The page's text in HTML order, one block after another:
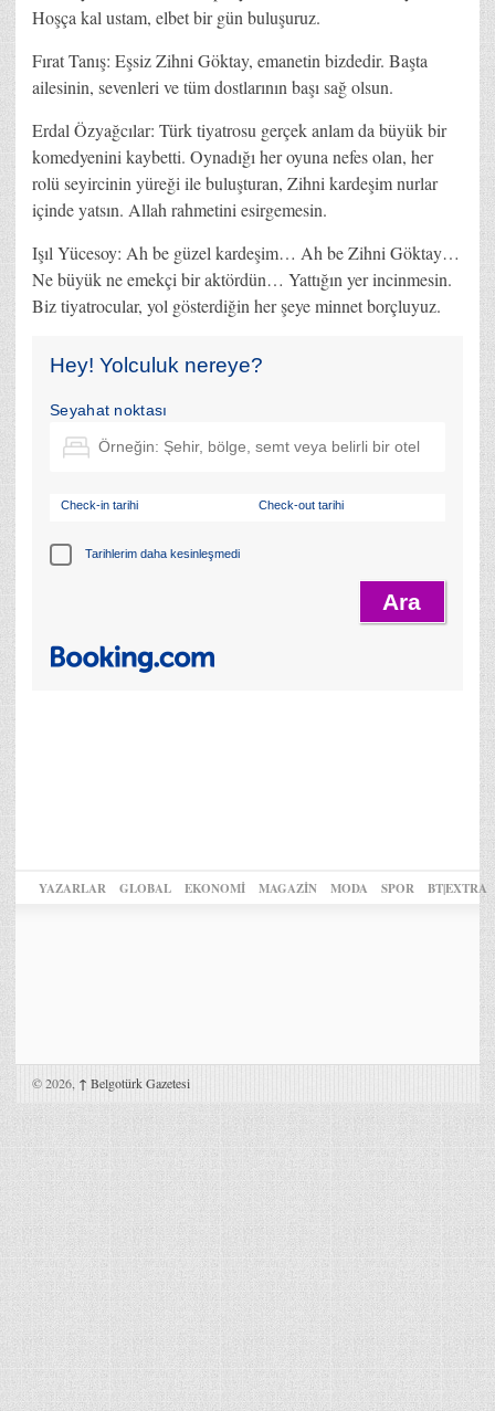
Hoşça kal ustam, elbet bir gün buluşuruz.
Fırat Tanış: Eşsiz Zihni Göktay, emanetin bizdedir. Başta
ailesinin, sevenleri ve tüm dostlarının başı sağ olsun.
Erdal Özyağcılar: Türk tiyatrosu gerçek anlam da büyük bir
komedyenini kaybetti. Oynadığı her oyuna nefes olan, her
rolü seyircinin yüreği ile buluşturan, Zihni kardeşim nurlar
içinde yatsın. Allah rahmetini esirgemesin.
Işıl Yücesoy: Ah be güzel kardeşim… Ah be Zihni Göktay…
Ne büyük ne emekçi bir aktördün… Yattığın yer incinmesin.
Biz tiyatrocular, yol gösterdiğin her şeye minnet borçluyuz.
Hey! Yolculuk nereye?
Seyahat noktası
Check-in tarihi Check-out tarihi
Tarihlerim daha kesinleşmedi
YAZARLAR GLOBAL EKONOMİ MAGAZİN MODA SPOR BT|EXTRA
© 2026, ↑ Belgotürk Gazetesi